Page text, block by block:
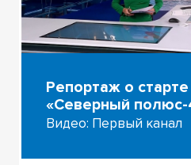
Репортаж о
«Северный
Видео: Первый канал